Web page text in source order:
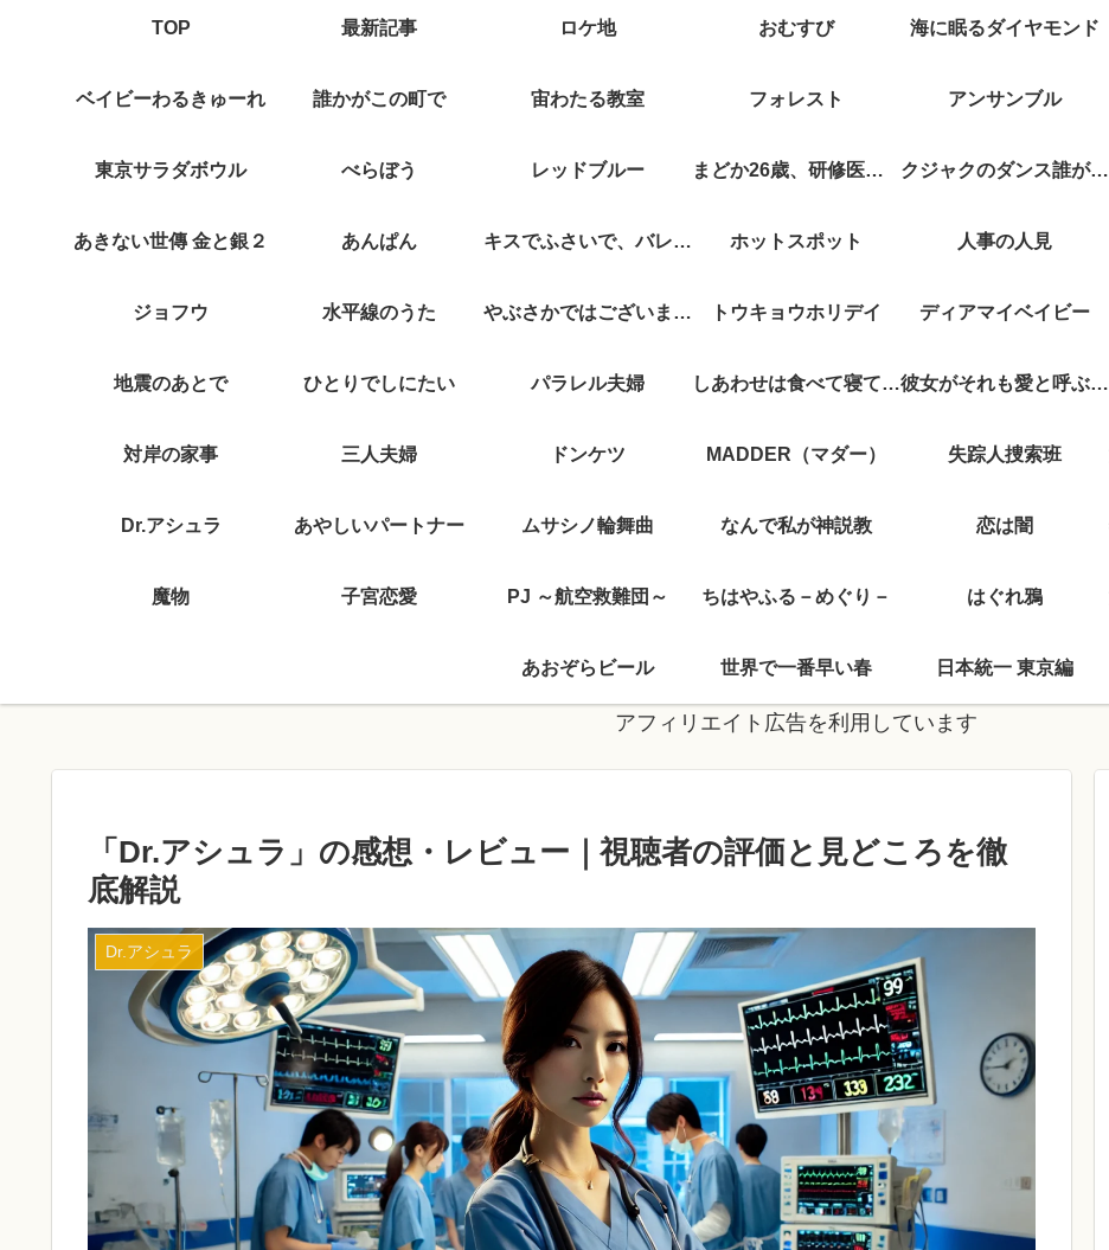
TOP 最新記事 ロケ地 おむすび 海に眠るダイヤモンド
ベイビーわるきゅーれ 誰かがこの町で 宙わたる教室 フォレスト アンサンブル
東京サラダボウル べらぼう レッドブルー まどか26歳、研修医やってます！ クジャクのダンス誰が見た？
あきない世傳 金と銀２ あんぱん キスでふさいで、バレないで。 ホットスポット 人事の人見
ジョフウ 水平線のうた やぶさかではございません トウキョウホリデイ ディアマイベイビー
地震のあとで ひとりでしにたい パラレル夫婦 しあわせは食べて寝て待て 彼女がそれも愛と呼ぶなら
対岸の家事 三人夫婦 ドンケツ MADDER（マダー） 失踪人捜索班
Dr.アシュラ あやしいパートナー ムサシノ輪舞曲 なんで私が神説教 恋は闇
魔物 子宮恋愛 PJ ～航空救難団～ ちはやふる－めぐり－ はぐれ鴉
あおぞらビール 世界で一番早い春 日本統一 東京編
アフィリエイト広告を利用しています
「Dr.アシュラ」の感想・レビュー｜視聴者の評価と見どころを徹
底解説
Dr.アシュラ